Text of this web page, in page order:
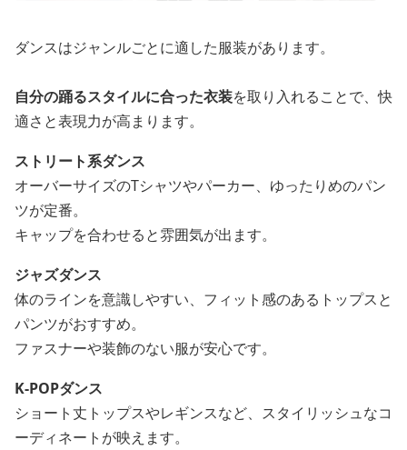
ダンスはジャンルごとに適した服装があります。
自分の踊るスタイルに合った衣装を取り入れることで、快
適さと表現力が高まります。
ストリート系ダンス
オーバーサイズのTシャツやパーカー、ゆったりめのパン
ツが定番。
キャップを合わせると雰囲気が出ます。
ジャズダンス
体のラインを意識しやすい、フィット感のあるトップスと
パンツがおすすめ。
ファスナーや装飾のない服が安心です。
K-POPダンス
ショート丈トップスやレギンスなど、スタイリッシュなコ
ーディネートが映えます。